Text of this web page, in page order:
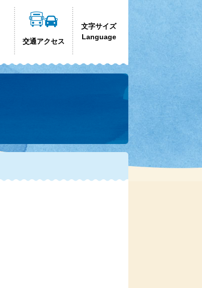
交通アクセス
文字サイズ
Language